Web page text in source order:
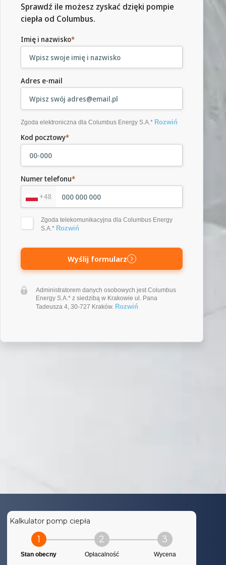
Sprawdź ile możesz zyskać dzięki pompie
ciepła od Columbus.
Imię i nazwisko*
Adres e-mail
Zgoda elektroniczna dla Columbus Energy S.A.* Rozwiń
Kod pocztowy*
Numer telefonu*
+48
Zgoda telekomunikacyjna dla Columbus Energy
S.A.* Rozwiń
Wyślij formularz
Administratorem danych osobowych jest Columbus
Energy S.A.* z siedzibą w Krakowie ul. Pana
Tadeusza 4, 30-727 Kraków. Rozwiń
Kalkulator pomp ciepła
1
Stan obecny
2
Opłacalność
3
Wycena